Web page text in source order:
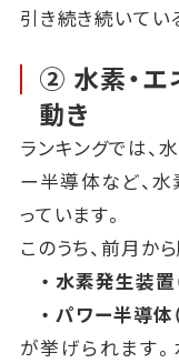
引き続き続いてい
② 水素・エ
動き
ランキングでは、
ー半導体など、
っています。
このうち、前月か
・ 水素発生装
・ パワー半導体
が挙げられます